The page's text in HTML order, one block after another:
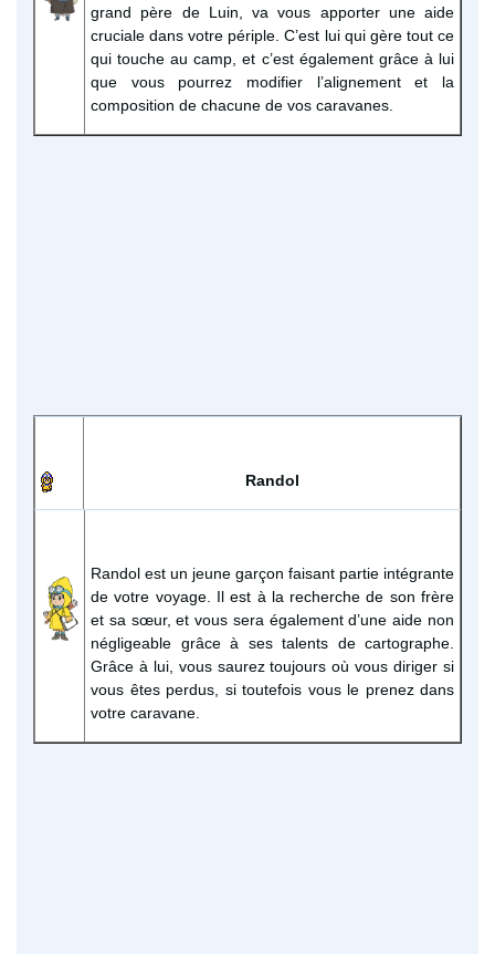
grand père de Luin, va vous apporter une aide
cruciale dans votre périple. C’est lui qui gère tout ce
qui touche au camp, et c’est également grâce à lui
que vous pourrez modifier l’alignement et la
composition de chacune de vos caravanes.
Randol
Randol est un jeune garçon faisant partie intégrante
de votre voyage. Il est à la recherche de son frère
et sa sœur, et vous sera également d’une aide non
négligeable grâce à ses talents de cartographe.
Grâce à lui, vous saurez toujours où vous diriger si
vous êtes perdus, si toutefois vous le prenez dans
votre caravane.